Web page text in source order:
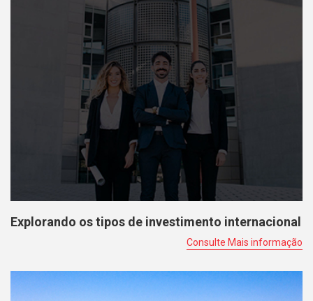
Explorando os tipos de investimento internacional
Consulte Mais informação